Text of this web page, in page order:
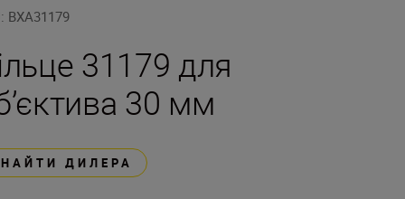
: BXA31179
31179 для
30 мм
ДИЛЕРА